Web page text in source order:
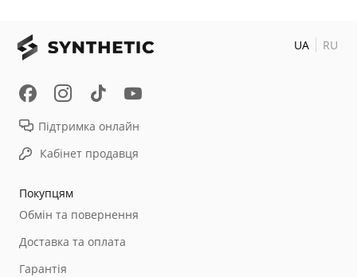
Покупцям
Обмін та повернення
Доставка та оплата
Гарантія
Підтримка онлайн
Кабінет продавця
UA RU